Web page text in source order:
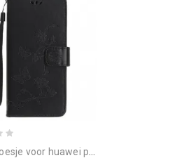
p smart s met ketting thong vlinders en bloemen